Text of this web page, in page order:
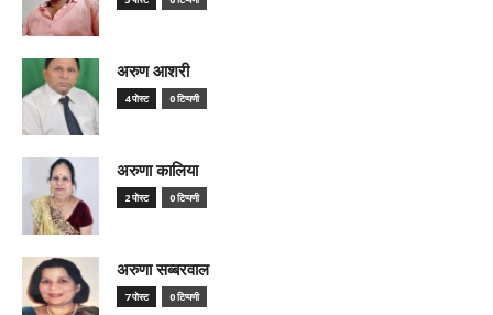
अरुण आशरी
4 पोस्ट 0 टिप्पणी
अरुणा कालिया
2 पोस्ट 0 टिप्पणी
अरुणा सब्बरवाल
7 पोस्ट 0 टिप्पणी